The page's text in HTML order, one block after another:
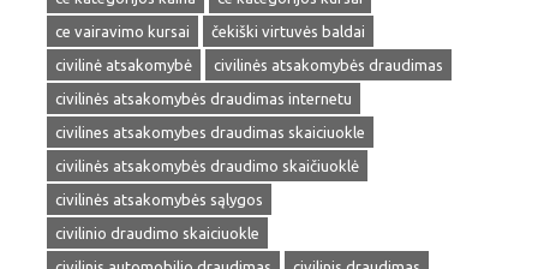
ce vairavimo kursai
čekiški virtuvės baldai
civilinė atsakomybė
civilinės atsakomybės draudimas
civilinės atsakomybės draudimas internetu
civilines atsakomybes draudimas skaiciuokle
civilinės atsakomybės draudimo skaičiuoklė
civilinės atsakomybės sąlygos
civilinio draudimo skaiciuokle